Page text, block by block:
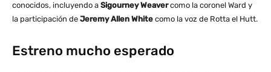
conocidos, incluyendo a Sigourney Weavercomo la coronel Ward y
la participación de Jeremy Allen White como la voz de Rotta el Hutt.
Estreno mucho esperado